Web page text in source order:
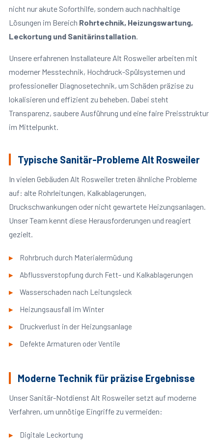
nicht nur akute Soforthilfe, sondern auch nachhaltige
Lösungen im Bereich Rohrtechnik, Heizungswartung,
Leckortung und Sanitärinstallation.
Unsere erfahrenen Installateure Alt Rosweiler arbeiten mit
moderner Messtechnik, Hochdruck-Spülsystemen und
professioneller Diagnosetechnik, um Schäden präzise zu
lokalisieren und effizient zu beheben. Dabei steht
Transparenz, saubere Ausführung und eine faire Preisstruktur
im Mittelpunkt.
Typische Sanitär-Probleme Alt Rosweiler
In vielen Gebäuden Alt Rosweiler treten ähnliche Probleme
auf: alte Rohrleitungen, Kalkablagerungen,
Druckschwankungen oder nicht gewartete Heizungsanlagen.
Unser Team kennt diese Herausforderungen und reagiert
gezielt.
Rohrbruch durch Materialermüdung
Abflussverstopfung durch Fett- und Kalkablagerungen
Wasserschaden nach Leitungsleck
Heizungsausfall im Winter
Druckverlust in der Heizungsanlage
Defekte Armaturen oder Ventile
Moderne Technik für präzise Ergebnisse
Unser Sanitär-Notdienst Alt Rosweiler setzt auf moderne
Verfahren, um unnötige Eingriffe zu vermeiden:
Digitale Leckortung